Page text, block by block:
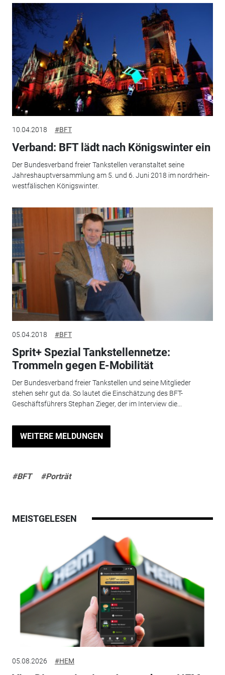
10.04.2018 #BFT
Verband: BFT lädt nach Königswinter ein
Der Bundesverband freier Tankstellen veranstaltet seine
Jahreshauptversammlung am 5. und 6. Juni 2018 im nordrhein-
westfälischen Königswinter.
05.04.2018 #BFT
Sprit+ Spezial Tankstellennetze:
Trommeln gegen E-Mobilität
Der Bundesverband freier Tankstellen und seine Mitglieder
stehen sehr gut da. So lautet die Einschätzung des BFT-
Geschäftsführers Stephan Zieger, der im Interview die...
WEITERE MELDUNGEN
#BFT #Porträt
MEISTGELESEN
05.08.2026 #HEM